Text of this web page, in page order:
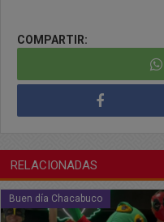
COMPARTIR:
RELACIONADAS
Buen día Chacabuco